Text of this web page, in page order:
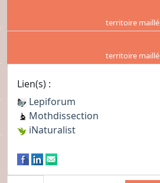
territoire maillé
territoire maillé
Lien(s) :
Lepiforum
Mothdissection
iNaturalist